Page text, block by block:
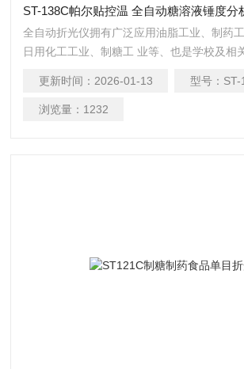
ST-138C帕尔贴控温 全自动糖溶液锤度分
全自动折光仪拥有广泛应用油脂工业、制药
日用化工工业、制糖工 业等、也是学校及相
更新时间： 2026-01-13 型号： ST-
浏览量： 1232